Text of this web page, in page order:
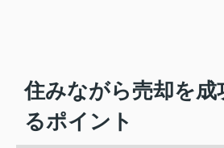
住みながら売却を成
るポイント